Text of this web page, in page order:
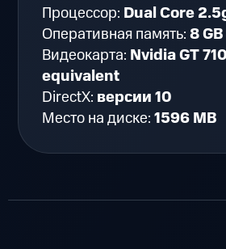
Процессор: Dual Core
Оперативная память:8
Видеокарта: Nvidia GT
equivalent
DirectX: версии 10
Место на диске:1596 MB